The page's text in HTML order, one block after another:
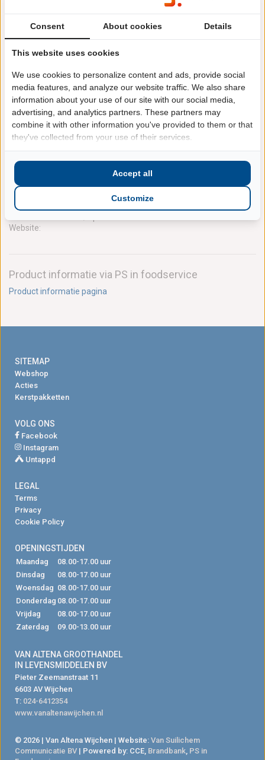
Vetten
0 g
Eiwitten
0 g
Zout
0.03 g
Contact informatie
Naam: Lipton Ice Tea Nederland
Contact: Postbus 160 3000 AD Rotterdam. Bel gratis 0800-
0231345 of ga naar www.liptonicetea.nl of
Website:
Product informatie via PS in foodservice
Product informatie pagina
SITEMAP
Webshop
Acties
Kerstpakketten
VOLG ONS
Facebook
Instagram
Untappd
LEGAL
Terms
Privacy
Cookie Policy
OPENINGSTIJDEN
Maandag
08.00-17.00 uur
Dinsdag
08.00-17.00 uur
Woensdag 08.00-17.00 uur
Donderdag 08.00-17.00 uur
Vrijdag
08.00-17.00 uur
Zaterdag
09.00-13.00 uur
VAN ALTENA GROOTHANDEL
IN LEVENSMIDDELEN BV
Pieter Zeemanstraat 11
6603 AV Wijchen
T: 024-6412354
www.vanaltenawijchen.nl
© 2026 | Van Altena Wijchen | Website: Van Suilichem
Communicatie BV | Powered by: CCE, Brandbank, PS in
Consent About cookies Details
This website uses cookies
We use cookies to personalize content and ads, provide social
media features, and analyze our website traffic. We also share
information about your use of our site with our social media,
advertising, and analytics partners. These partners may
combine it with other information you've provided to them or that
they've collected from your use of their services.
Customize
Accept all